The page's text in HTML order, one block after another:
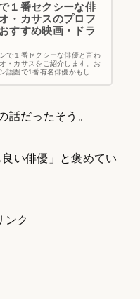
１番セクシーな俳
・カサスのプロフ
すすめ映画・ドラ
で１番セクシーな俳優と言わ
・カサスをご紹介します。お
語圏で1番有名俳優かもしれ
家族 結婚は？彼女は？ まと
話だったそう。
い俳優」と褒めてい
ンク